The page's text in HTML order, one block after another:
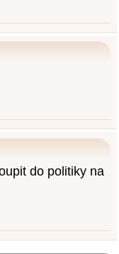
do politiky na